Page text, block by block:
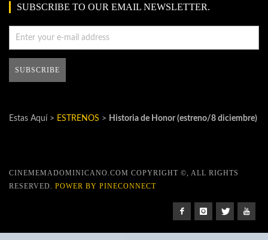
SUBSCRIBE TO OUR EMAIL NEWSLETTER.
Estas Aquí > ESTRENOS > Historia de Honor (estreno/8 diciembre)
CINEMEMADOMINICANO.COM COPYRIGHT ©, ALL RIGHTS
RESERVED. POWER BY PINECONNECT